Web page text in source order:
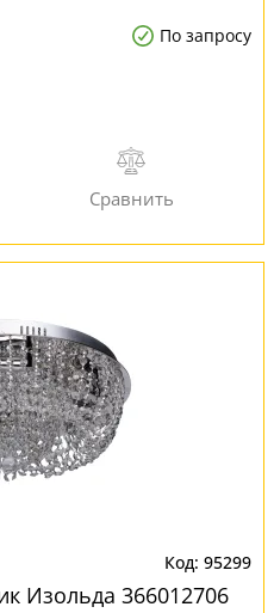
По запросу
95299
Изольда 366012706